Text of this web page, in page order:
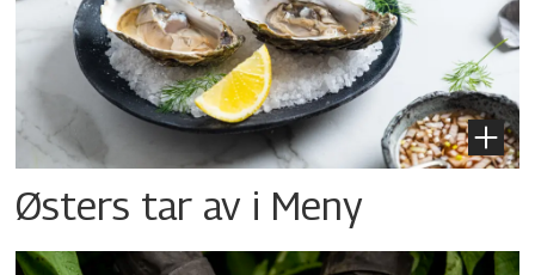
Østers tar av i Meny